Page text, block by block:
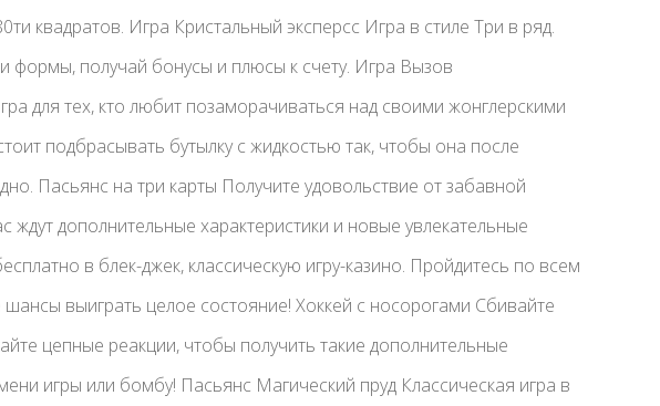
квадратов. Игра Кристальный эксперсс Игра в стиле Три в ряд.
формы, получай бонусы и плюсы к счету. Игра Вызов
для тех, кто любит позаморачиваться над своими жонглерскими
подбрасывать бутылку с жидкостью так, чтобы она после
Пасьянс на три карты Получите удовольствие от забавной
ждут дополнительные характеристики и новые увлекательные
в блек-джек, классическую игру-казино. Пройдитесь по всем
шансы выиграть целое состояние! Хоккей с носорогами Сбивайте
цепные реакции, чтобы получить такие дополнительные
игры или бомбу! Пасьянс Магический пруд Классическая игра в